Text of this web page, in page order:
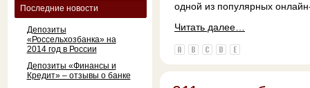
Последние новости
Депозиты
«Россельхозбанка» на
2014 год в России
Депозиты «Финансы и
Кредит» – отзывы о банке
одной из популярных
Читать далее…